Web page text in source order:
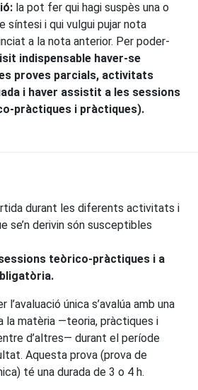
la pot fer qui hagi suspès una o
síntesi i qui vulgui pujar nota
a la nota anterior. Per poder-
indispensable haver-se
proves parcials, activitats
i haver assistit a les sessions
pràctiques i pràctiques).
durant les diferents activitats i
se’n derivin són susceptibles
teòrico-pràctiques i a
l’avaluació única s’avalúa amb una
la matèria —teoria, pràctiques i
d’altres— durant el període
Aquesta prova (prova de
té una durada de 3 o 4 h.